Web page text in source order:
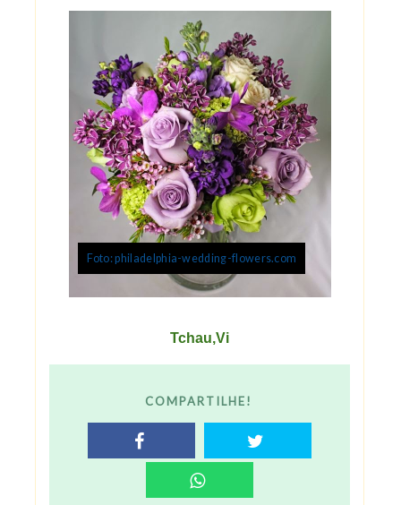
Foto: philadelphia-wedding-flowers.com
Tchau,Vi
COMPARTILHE!